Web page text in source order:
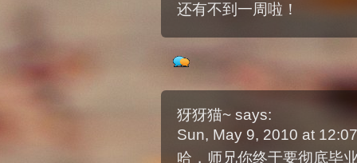
还有不到一周啦！
犽犽猫~ says:
Sun, May 9, 2010 at
哈，师兄你终于要彻底毕